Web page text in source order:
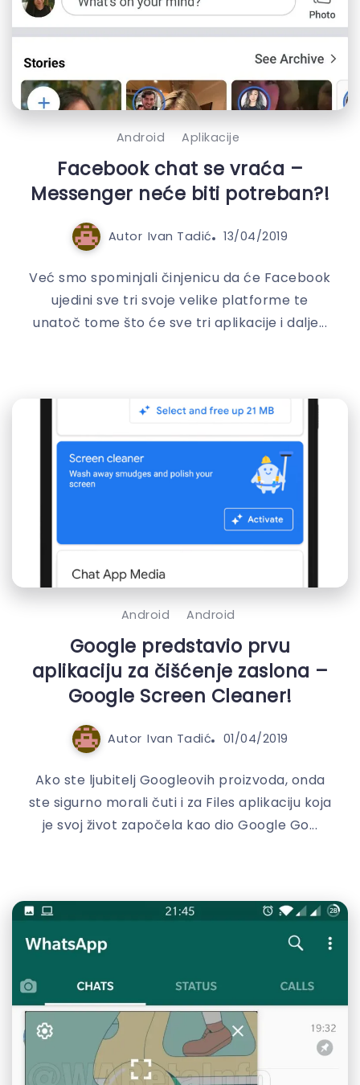
Android Aplikacije
Facebook chat se vraća –
Messenger neće biti potreban?!
Autor Ivan Tadić 13/04/2019
Već smo spominjali činjenicu da će Facebook
ujedini sve tri svoje velike platforme te
unatoč tome što će sve tri aplikacije i dalje...
Android Android
Google predstavio prvu
aplikaciju za čišćenje zaslona –
Google Screen Cleaner!
Autor Ivan Tadić 01/04/2019
Ako ste ljubitelj Googleovih proizvoda, onda
ste sigurno morali čuti i za Files aplikaciju koja
je svoj život započela kao dio Google Go...